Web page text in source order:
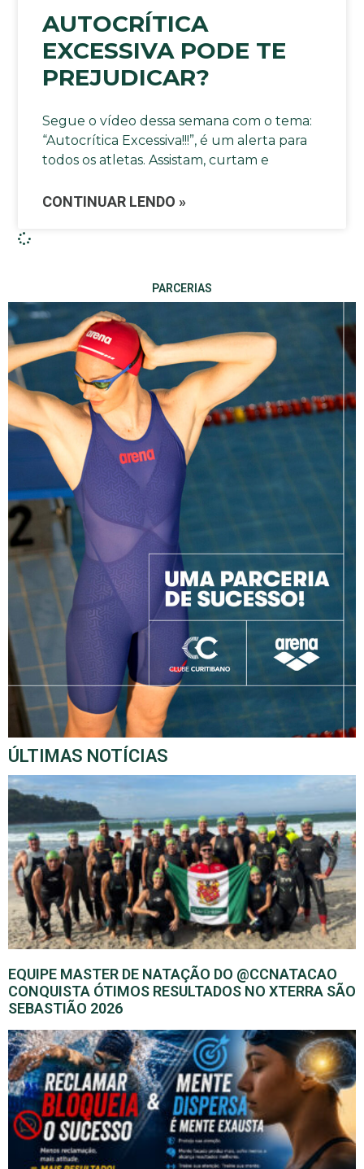
AUTOCRÍTICA
EXCESSIVA PODE TE
PREJUDICAR?
Segue o vídeo dessa semana com o tema:
“Autocrítica Excessiva!!!”, é um alerta para
todos os atletas. Assistam, curtam e
CONTINUAR LENDO »
PARCERIAS
ÚLTIMAS NOTÍCIAS
EQUIPE MASTER DE NATAÇÃO DO @CCNATACAO
CONQUISTA ÓTIMOS RESULTADOS NO XTERRA SÃO
SEBASTIÃO 2026